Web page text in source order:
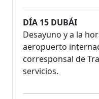
DÍA 15 DUBÁI
Desayuno y a la
aeropuerto
corresponsal de
servicios.